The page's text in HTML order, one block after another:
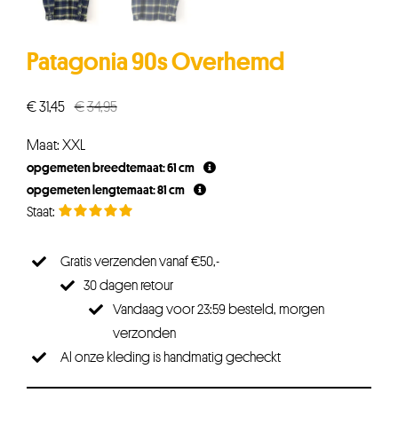
Patagonia 90s Overhemd
€34,95Oorspronkelijke
€34,95.
€31,45
Huidige
€31,45.
Maat: XXL
opgemeten breedtemaat: 61 cm
opgemeten lengtemaat: 81 cm
Gratis verzenden vanaf €50,-
30 dagen retour
Vandaag voor 23:59 besteld, morgen
verzonden
Al onze kleding is handmatig gecheckt